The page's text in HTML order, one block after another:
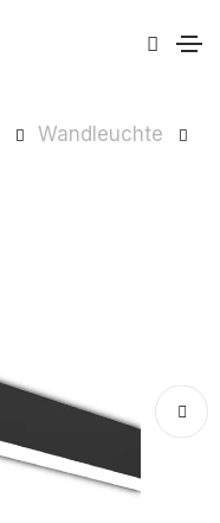
Wandleuchte